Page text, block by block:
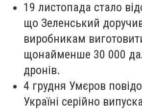
19 листопада стало
що Зеленський
виробникам
щонайменше 30 000
дронів.
4 грудня Умєров
Україні серійно